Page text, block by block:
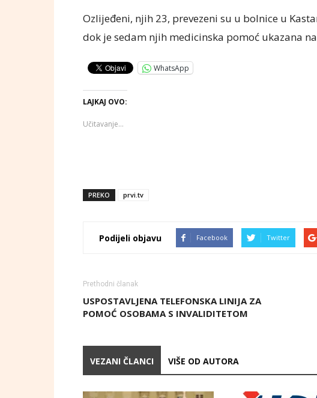
Ozlijeđeni, njih 23, prevezeni su u bolnice u
dok je sedam njih medicinska pomoć ukazana
WhatsApp
LAJKAJ OVO:
Učitavanje...
PREKO prvi.tv
Podijeli objavu Facebook Twitter
Prethodni članak
USPOSTAVLJENA TELEFONSKA LINIJA ZA
POMOĆ OSOBAMA S INVALIDITETOM
VEZANI ČLANCI VIŠE OD AUTORA